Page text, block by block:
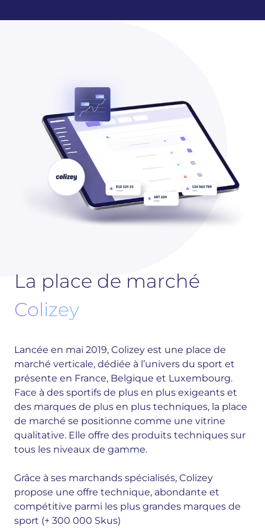
La place de marché
Colizey
Lancée en mai 2019, Colizey est une place de
marché verticale, dédiée à l’univers du sport et
présente en France, Belgique et Luxembourg.
Face à des sportifs de plus en plus exigeants et
des marques de plus en plus techniques, la place
de marché se positionne comme une vitrine
qualitative. Elle offre des produits techniques sur
tous les niveaux de gamme.
Grâce à ses marchands spécialisés, Colizey
propose une offre technique, abondante et
compétitive parmi les plus grandes marques de
sport (+ 300 000 Skus)